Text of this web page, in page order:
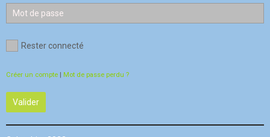
Rester connecté
Créer un compte | Mot de passe perdu ?
Valider